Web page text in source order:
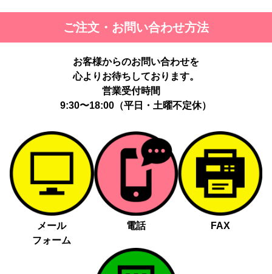
ご注文・お問い合わせ方法
お客様からのお問い合わせを
心よりお待ちしております。
営業受付時間
9:30〜18:00（平日・土曜不定休）
メール
フォーム
電話 FAX